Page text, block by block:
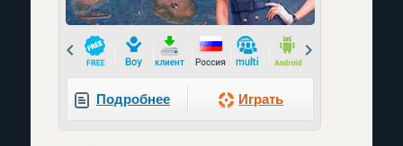
Prev
Подробнее Играть